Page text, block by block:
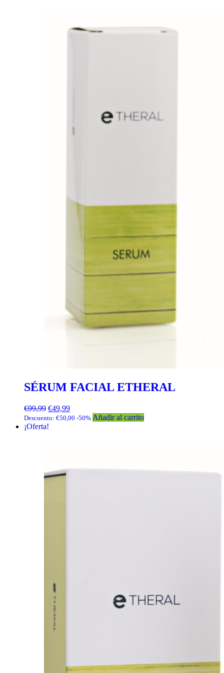
SÉRUM FACIAL ETHERAL
€99,99 El
precio
original
€49,99El
precio
Descuento: €50,00 -50% Añadir al carrito
¡Oferta!